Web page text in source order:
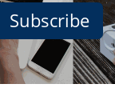
Subscribe